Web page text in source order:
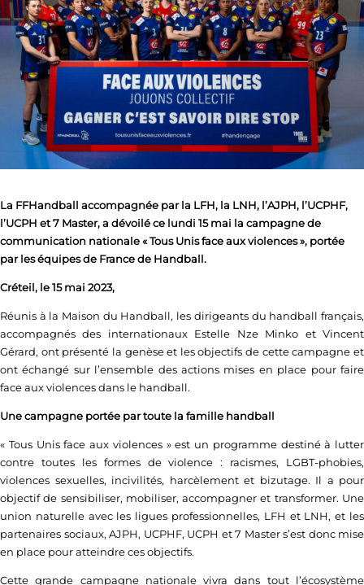
La FFHandball accompagnée par la LFH, la LNH, l’AJPH, l’UCPHF,
l’UCPH et 7 Master, a dévoilé ce lundi 15 mai la campagne de
communication nationale « Tous Unis face aux violences », portée
par les équipes de France de Handball.
Créteil, le 15 mai 2023,
Réunis à la Maison du Handball, les dirigeants du handball français,
accompagnés des internationaux Estelle Nze Minko et Vincent
Gérard, ont présenté la genèse et les objectifs de cette campagne et
ont échangé sur l’ensemble des actions mises en place pour faire
face aux violences dans le handball.
Une campagne portée par toute la famille handball
« Tous Unis face aux violences » est un programme destiné à lutter
contre toutes les formes de violence : racismes, LGBT-phobies,
violences sexuelles, incivilités, harcèlement et bizutage. Il a pour
objectif de sensibiliser, mobiliser, accompagner et transformer. Une
union naturelle avec les ligues professionnelles, LFH et LNH, et les
partenaires sociaux, AJPH, UCPHF, UCPH et 7 Master s’est donc mise
en place pour atteindre ces objectifs.
Cette grande campagne nationale vivra dans tout l’écosystème